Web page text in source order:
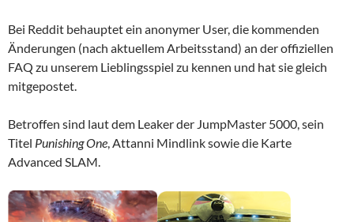
Bei Reddit behauptet ein anonymer User, die kommenden
Änderungen (nach aktuellem Arbeitsstand) an der offiziellen
FAQ zu unserem Lieblingsspiel zu kennen und hat sie gleich
mitgepostet.
Betroffen sind laut dem Leaker der JumpMaster 5000, sein
Titel Punishing One, Attanni Mindlink sowie die Karte
Advanced SLAM.